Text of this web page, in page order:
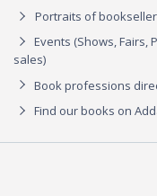
Portraits of
Events (Shows, Fairs,
sales)
Book professions
Find our books on